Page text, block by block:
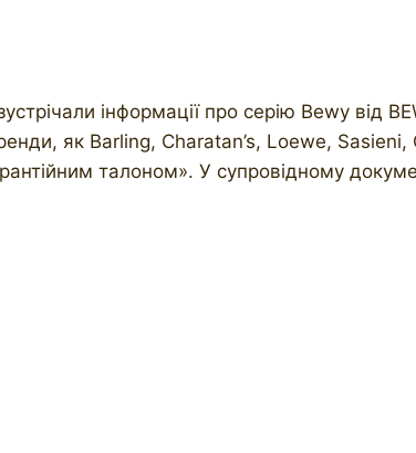
інформації про серію Bewy від
як Barling, Charatan’s, Loewe, Sasieni,
талоном». У супровідному